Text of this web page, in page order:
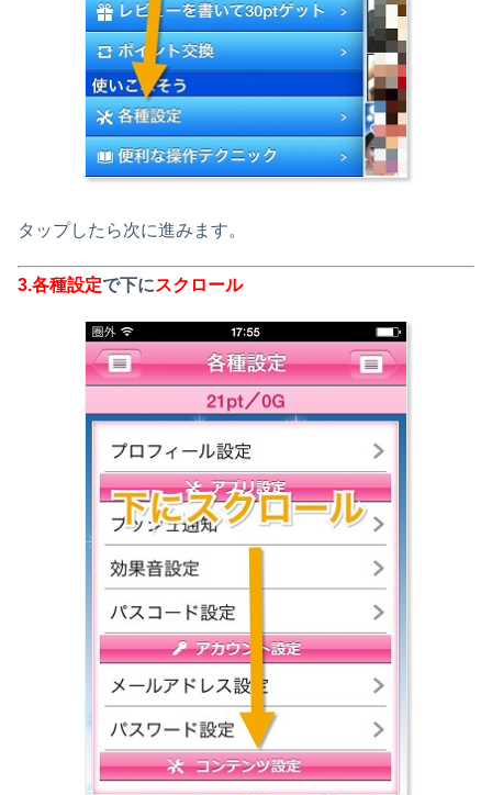
タップしたら次に進みます。
3.各種設定で下にスクロール